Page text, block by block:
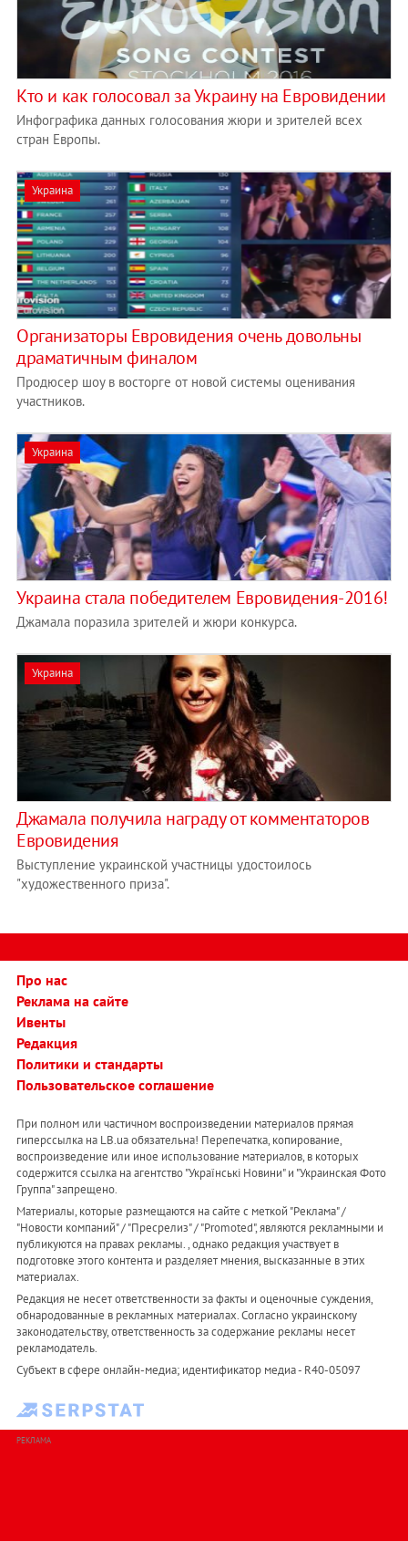
Кто и как голосовал за Украину на Евровидении
Инфографика данных голосования жюри и зрителей всех
стран Европы.
Украина
Организаторы Евровидения очень довольны
драматичным финалом
Продюсер шоу в восторге от новой системы оценивания
участников.
Украина
Украина стала победителем Евровидения-2016!
Джамала поразила зрителей и жюри конкурса.
Украина
Джамала получила награду от комментаторов
Евровидения
Выступление украинской участницы удостоилось
"художественного приза".
Про нас
Реклама на сайте
Ивенты
Редакция
Политики и стандарты
Пользовательское соглашение
При полном или частичном воспроизведении материалов прямая
гиперссылка на LB.ua обязательна! Перепечатка, копирование,
воспроизведение или иное использование материалов, в которых
содержится ссылка на агентство "Українськi Новини" и "Украинская Фото
Группа" запрещено.
Материалы, которые размещаются на сайте с меткой "Реклама" /
"Новости компаний" / "Пресрелиз" / "Promoted", являются рекламными и
публикуются на правах рекламы. , однако редакция участвует в
подготовке этого контента и разделяет мнения, высказанные в этих
материалах.
Редакция не несет ответственности за факты и оценочные суждения,
обнародованные в рекламных материалах. Согласно украинскому
законодательству, ответственность за содержание рекламы несет
рекламодатель.
Субъект в сфере онлайн-медиа; идентификатор медиа - R40-05097
РЕКЛАМА